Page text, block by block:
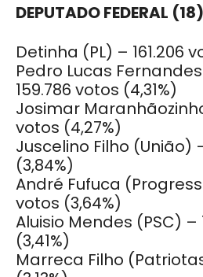
DEPUTADO FEDERAL (18)
Detinha (PL) – 161.206
Pedro Lucas
159.786 votos (4,31%)
Josimar
votos (4,27%)
Juscelino Filho (União)
(3,84%)
André Fufuca
votos (3,64%)
Aluisio Mendes (PSC) –
(3,41%)
Marreca Filho